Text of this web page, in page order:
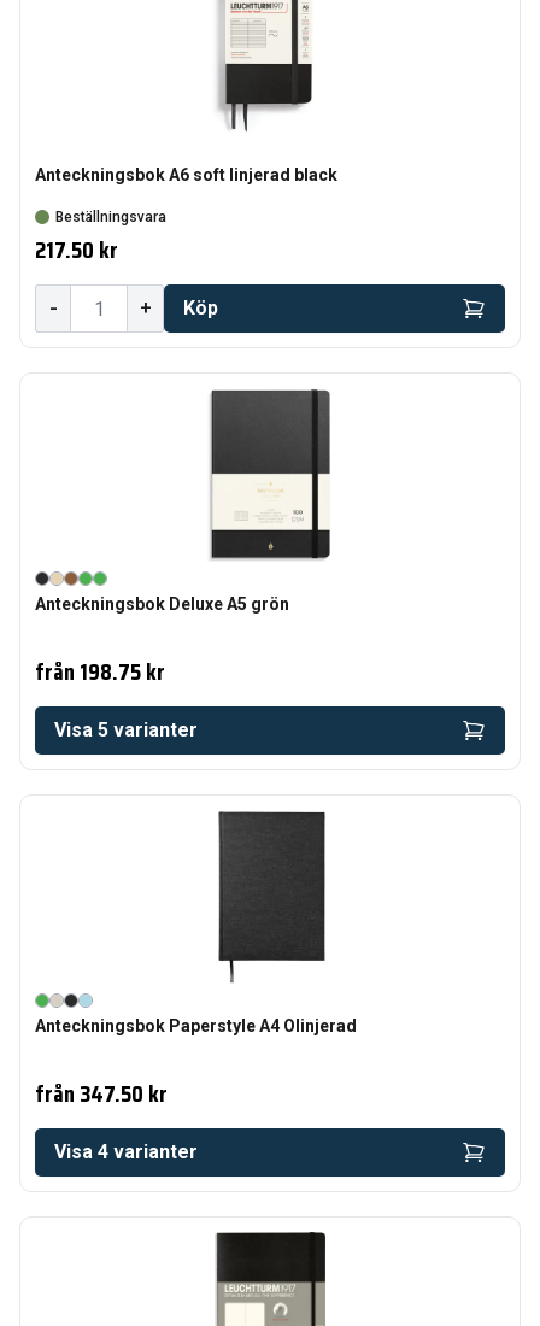
Anteckningsbok A6 soft linjerad black
Beställningsvara
217.50 kr
- + Köp
Anteckningsbok Deluxe A5 grön
från198.75 kr
Visa 5 varianter
Anteckningsbok Paperstyle A4 Olinjerad
från347.50 kr
Visa 4 varianter